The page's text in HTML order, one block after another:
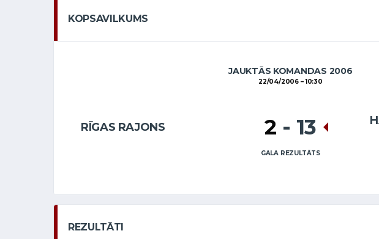
KOPSAVILKUMS
JAUKTĀS KOMANDAS 2006
22/04/2006 10:30
RĪGAS RAJONS 2 - 13
GALA REZULTĀTS
REZULTĀTI